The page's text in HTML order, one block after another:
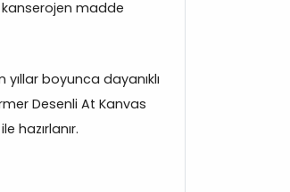
madde
boyunca dayanıklı
Desenli At Kanvas
hazırlanır.